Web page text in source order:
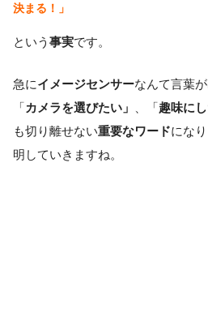
決まる！」
という 事実です。
急にイメージセンサーなんて言葉
「カメラを選びたい」 、「趣味にし
も切り離せない重要なワードにな
明していきますね。